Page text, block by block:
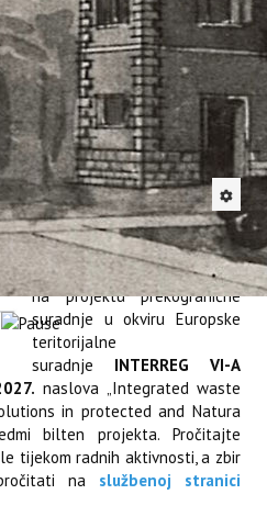
i
Institut za poljoprivredu i
turizam kao vodeći partner
na projektu prekogranične
suradnje u okviru Europske
teritorijalne
suradnje
INTERREG VI-A
. naslova „Integrated waste
in protected and Natura
bilten projekta. Pročitajte
tijekom radnih aktivnosti, a zbir
na službenoj stranici